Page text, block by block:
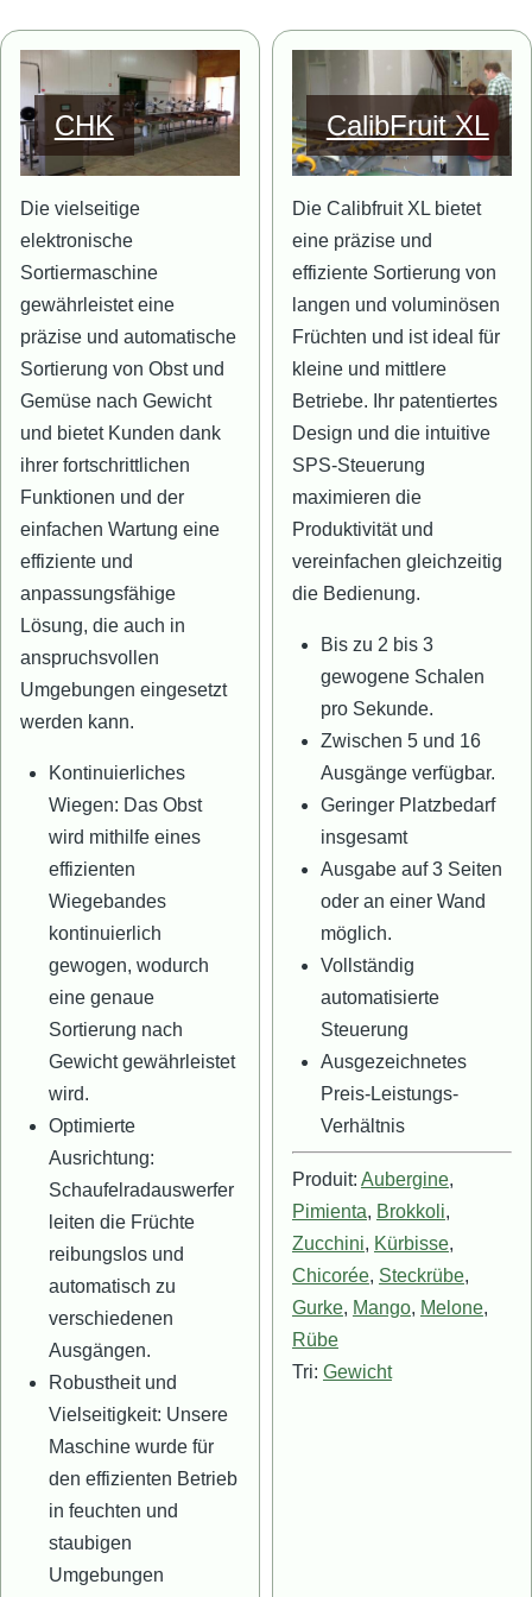
Bild
CHK
Die vielseitige
elektronische
Sortiermaschine
gewährleistet eine
präzise und automatische
Sortierung von Obst und
Gemüse nach Gewicht
und bietet Kunden dank
ihrer fortschrittlichen
Funktionen und der
einfachen Wartung eine
effiziente und
anpassungsfähige
Lösung, die auch in
anspruchsvollen
Umgebungen eingesetzt
werden kann.
Kontinuierliches
Wiegen: Das Obst
wird mithilfe eines
effizienten
Wiegebandes
kontinuierlich
gewogen, wodurch
eine genaue
Sortierung nach
Gewicht gewährleistet
wird.
Optimierte
Ausrichtung:
Schaufelradauswerfer
leiten die Früchte
reibungslos und
automatisch zu
verschiedenen
Ausgängen.
Robustheit und
Vielseitigkeit: Unsere
Maschine wurde für
den effizienten Betrieb
in feuchten und
staubigen
Umgebungen
Bild
CalibFruit XL
Die Calibfruit XL bietet
eine präzise und
effiziente Sortierung von
langen und voluminösen
Früchten und ist ideal für
kleine und mittlere
Betriebe. Ihr patentiertes
Design und die intuitive
SPS-Steuerung
maximieren die
Produktivität und
vereinfachen gleichzeitig
die Bedienung.
Bis zu 2 bis 3
gewogene Schalen
pro Sekunde.
Zwischen 5 und 16
Ausgänge verfügbar.
Geringer Platzbedarf
insgesamt
Ausgabe auf 3 Seiten
oder an einer Wand
möglich.
Vollständig
automatisierte
Steuerung
Ausgezeichnetes
Preis-Leistungs-
Verhältnis
Produit: Aubergine,
Pimienta, Brokkoli,
Zucchini, Kürbisse,
Chicorée, Steckrübe,
Gurke, Mango, Melone,
Rübe
Tri: Gewicht